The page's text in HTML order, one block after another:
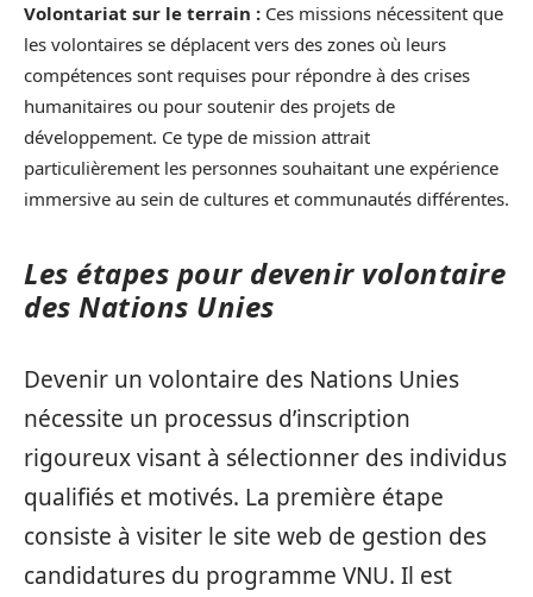
Volontariat sur le terrain : Ces missions nécessitent que
les volontaires se déplacent vers des zones où leurs
compétences sont requises pour répondre à des crises
humanitaires ou pour soutenir des projets de
développement. Ce type de mission attrait
particulièrement les personnes souhaitant une expérience
immersive au sein de cultures et communautés différentes.
Les étapes pour devenir volontaire
des Nations Unies
Devenir un volontaire des Nations Unies
nécessite un processus d’inscription
rigoureux visant à sélectionner des individus
qualifiés et motivés. La première étape
consiste à visiter le site web de gestion des
candidatures du programme VNU. Il est